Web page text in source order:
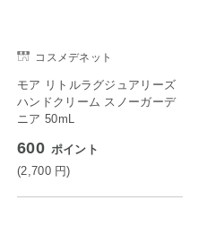
コスメデネット
モア リトルラグジュアリーズ
ハンドクリーム スノーガーデ
ニア 50mL
600 ポイント
(2,700 円)